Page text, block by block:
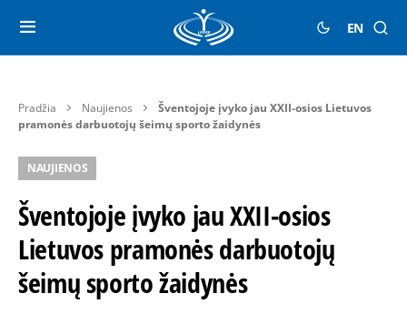
EN
Pradžia Naujienos
Šventojoje įvyko jau XXII-osios Lietuvos
pramonės darbuotojų šeimų sporto žaidynės
NAUJIENOS
Šventojoje įvyko jau XXII-osios
Lietuvos pramonės darbuotojų
šeimų sporto žaidynės